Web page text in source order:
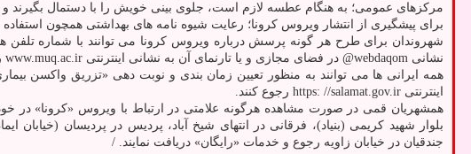
مرکزهای عمومی؛ به هنگام عطسه لازم است، جلوی بینی خویش را با دستمال بگیرند و
برای پیشگیری از انتشار ویروس کرونا؛ رعایت شیوه نامه های بهداشتی همچون
شهروندان برای طرح هر گونه پرسش درباره ویروس کرونا می توانند با شماره تلفن های ۴۰۳۰، ۳۱۳۶ و ۱۹۰ تماس بگیرند و برای کسب آخرین خبرهای دانشگاه علوم
نشانی webdaqom@ در فضای مجازی و یا تارنمای آن به نشانی اینترنتی www.muq.ac.ir رجوع کنند.
اینترنتی https: //salamat.gov.ir رجوع کنند.
همشهریان قمی در صورت مشاهده هرگونه علامتی در ارتباط با ویروس «کرونا»
جندقیان در خیابان زاویه رجوع و خدمات «رایگان» دریافت نمایند. /